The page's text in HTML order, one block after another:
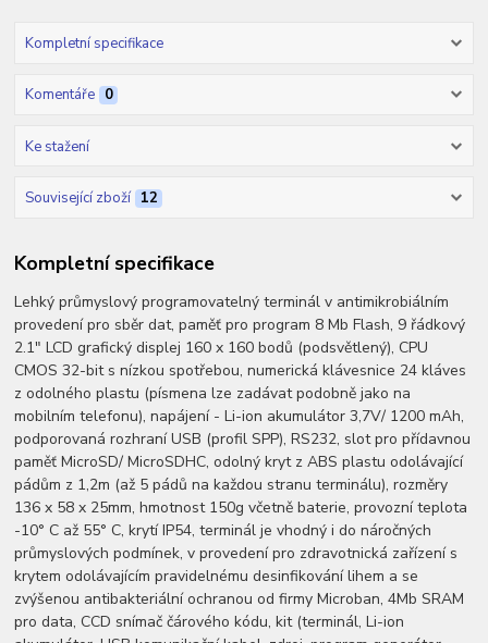
Kompletní specifikace
Komentáře 0
Ke stažení
Související zboží 12
Kompletní specifikace
Lehký průmyslový programovatelný terminál v antimikrobiálním
provedení pro sběr dat, paměť pro program 8 Mb Flash, 9 řádkový
2.1" LCD grafický displej 160 x 160 bodů (podsvětlený), CPU
CMOS 32-bit s nízkou spotřebou, numerická klávesnice 24 kláves
z odolného plastu (písmena lze zadávat podobně jako na
mobilním telefonu), napájení - Li-ion akumulátor 3,7V/ 1200 mAh,
podporovaná rozhraní USB (profil SPP), RS232, slot pro přídavnou
paměť MicroSD/ MicroSDHC, odolný kryt z ABS plastu odolávající
pádům z 1,2m (až 5 pádů na každou stranu terminálu), rozměry
136 x 58 x 25mm, hmotnost 150g včetně baterie, provozní teplota
-10° C až 55° C, krytí IP54, terminál je vhodný i do náročných
průmyslových podmínek, v provedení pro zdravotnická zařízení s
krytem odolávajícím pravidelnému desinfikování lihem a se
zvýšenou antibakteriální ochranou od firmy Microban, 4Mb SRAM
pro data, CCD snímač čárového kódu, kit (terminál, Li-ion